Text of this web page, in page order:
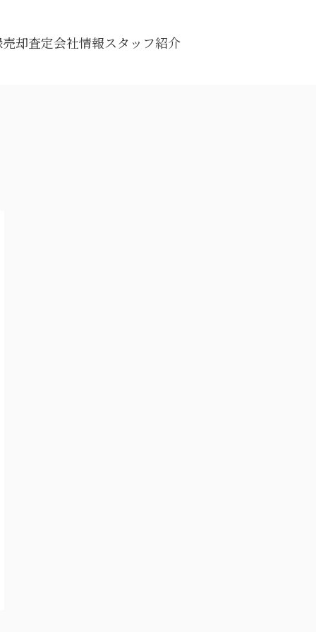
売却査定会社情報スタッフ紹介